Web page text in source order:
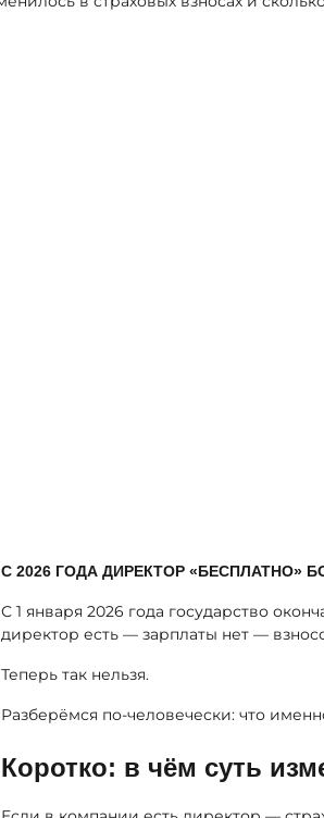
С 2026 ГОДА ДИРЕКТОР «БЕСПЛАТНО»
С 1 января 2026 года государство
директор есть — зарплаты нет —
Теперь так нельзя.
Разберёмся по-человечески: что
Коротко: в чём суть